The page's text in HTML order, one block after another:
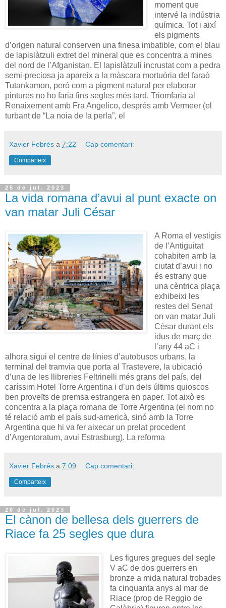
moment que
intervé la indústria
química. Tot i així
els pigments
d’origen natural conserven una finesa imbatible, com el blau
de lapislàtzuli extret del mineral que es concentra a mines
del nord de l’Afganistan. El lapislàtzuli incrustat com a pedra
semi-preciosa ja apareix a la màscara mortuòria del faraó
Tutankamon, però com a pigment natural per elaborar
pintures no ho faria fins segles més tard. Triomfaria al
Renaixement amb Fra Angelico, després amb Vermeer (el
turbant de “La noia de la perla”, el
Xavier Febrés a 7:22 Cap comentari:
Comparteix
25 de jul. 2023
La vida romana d’avui al punt exacte on
van matar Juli César
A Roma el vestigis
de l’Antiguitat
cohabiten amb la
ciutat d’avui i no
és estrany que
una cèntrica plaça
exhibeixi les
restes del Senat
on van matar Juli
César durant els
idus de març de
l’any 44 aC i
alhora sigui el centre de línies d’autobusos urbans, la
terminal del tramvia que porta al Trastevere, la ubicació
d’una de les llibreries Feltrinelli més grans del país, del
caríssim Hotel Torre Argentina i d’un dels últims quioscos
ben proveïts de premsa estrangera en paper. Tot això es
concentra a la plaça romana de Torre Argentina (el nom no
té relació amb el país sud-americà, sinó amb la Torre
Argentina que hi va fer aixecar un prelat procedent
d’Argentoratum, avui Estrasburg). La reforma
Xavier Febrés a 7:09 Cap comentari:
Comparteix
20 de jul. 2023
El cànon de bellesa dels guerrers de
Riace fa 25 segles que dura
Les figures gregues del segle
V aC de dos guerrers en
bronze a mida natural trobades
fa cinquanta anys al mar de
Riace (prop de Reggio de